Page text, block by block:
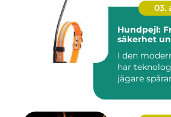
03.
Hundpejl:
säkerhet
I den
har
jägare